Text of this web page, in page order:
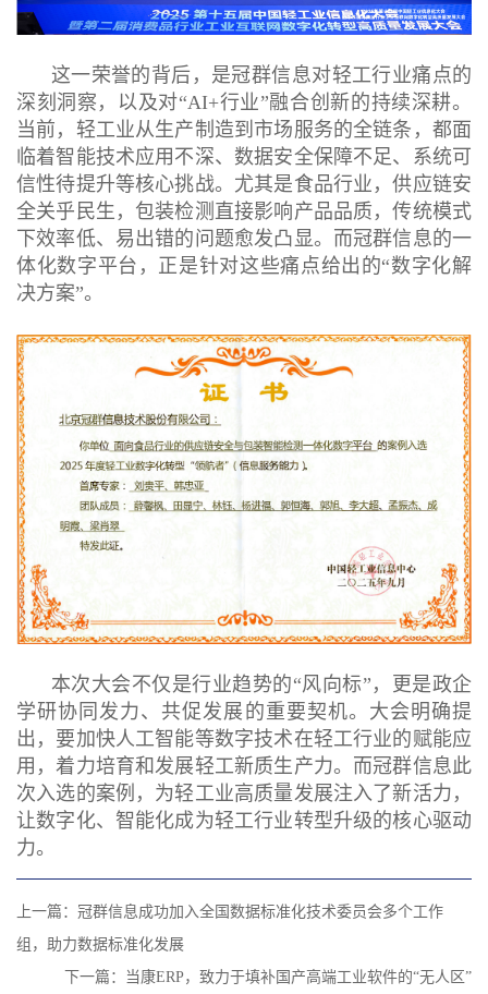
这一荣誉的背后，是冠群信息对轻工行业痛点的
深刻洞察，以及对“AI+行业”融合创新的持续深耕。
当前，轻工业从生产制造到市场服务的全链条，都面
临着智能技术应用不深、数据安全保障不足、系统可
信性待提升等核心挑战。尤其是食品行业，供应链安
全关乎民生，包装检测直接影响产品品质，传统模式
下效率低、易出错的问 题愈发凸显。而冠群信息的一
体化数字平台，正是针对这些痛点给出的“数字化解
决方案”。
本次大会不仅是行业趋势的“风向标”，更是政企
学研协同发力、共促发展的重要契机。大会明确提
出，要加快人工智能等数字技术在轻工行业的赋能应
用，着力培育和发展轻工新质生产力。而冠群信息此
次入选的案例，为轻工业高质量发展注入了新活力，
让数字化、智能化成为轻工行业转型升级的核心驱动
力。
上一篇： 冠群信息成功加入全国数据标准化技术委员会多个工作
组，助力数据标准化发展
下一篇：
当康ERP，致力于填补国产高端工业软件的“无人区”